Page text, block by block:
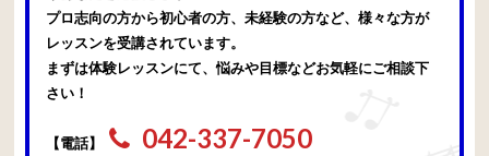
プロ志向の方から初心者の方、未経験の方など、様々な方が
レッスンを受講されています。
まずは体験レッスンにて、悩みや目標などお気軽にご相談下
さい！
【電話】 042-337-7050